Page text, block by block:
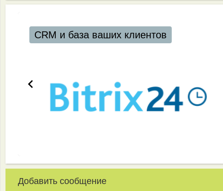
CRM и база ваших клиентов
Добавить сообщение